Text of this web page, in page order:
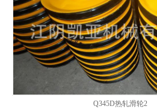
Q345D热轧滑轮2